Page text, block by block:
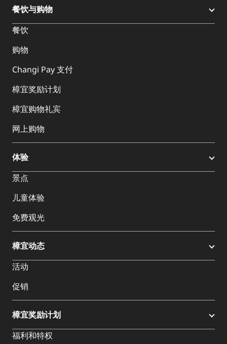
餐饮与购物
餐饮
购物
Changi Pay 支付
樟宜奖励计划
樟宜购物礼宾
网上购物
体验
景点
儿童体验
免费观光
樟宜动态
活动
促销
樟宜奖励计划
福利和特权